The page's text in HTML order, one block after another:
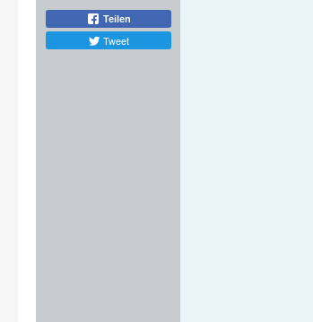
Teilen
Tweet